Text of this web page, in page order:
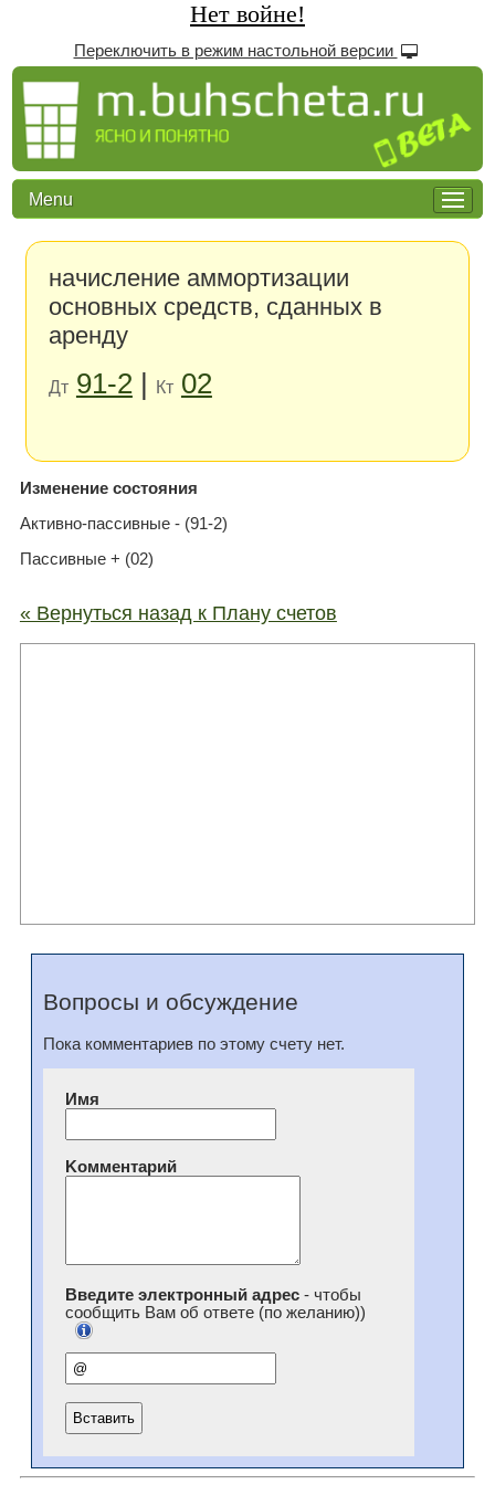
Нет войне!
Переключить в режим настольной версии
Menu
начисление аммортизации
основных средств, сданных в
аренду
Дт 91-2| Кт 02
Изменение состояния
Активно-пассивные - (91-2)
Пассивные + (02)
« Вернуться назад к Плану счетов
Вопросы и обсуждение
Пока комментариев по этому счету нет.
Имя
Kомментарий
Введите электронный адрес- чтобы
сообщить Вам об ответе (по желанию))